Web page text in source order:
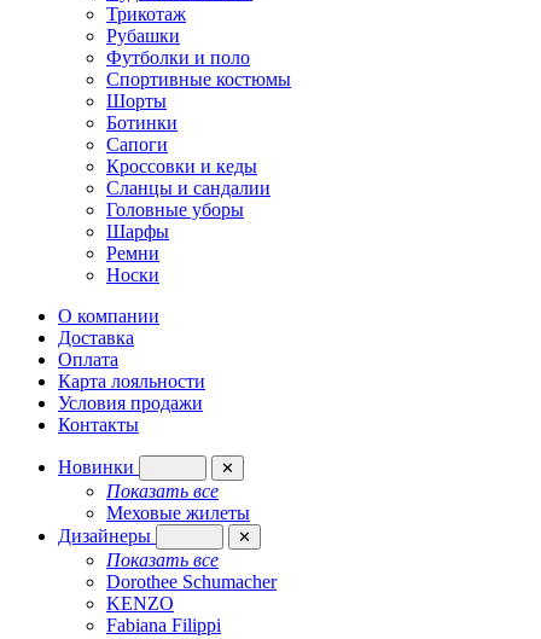
Трикотаж
Рубашки
Футболки и поло
Спортивные костюмы
Шорты
Ботинки
Сапоги
Кроссовки и кеды
Сланцы и сандалии
Головные уборы
Шарфы
Ремни
Носки
О компании
Доставка
Оплата
Карта лояльности
Условия продажи
Контакты
Новинки ✕
Показать все
Меховые жилеты
Дизайнеры
✕
Показать все
Dorothee Schumacher
KENZO
Fabiana Filippi